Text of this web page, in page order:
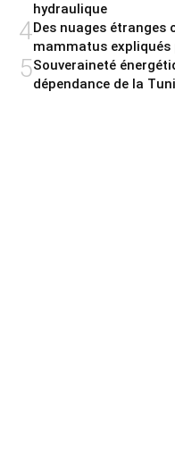
hydraulique
4Des nuages étranges
mammatus
5Souveraineté
dépendance de la